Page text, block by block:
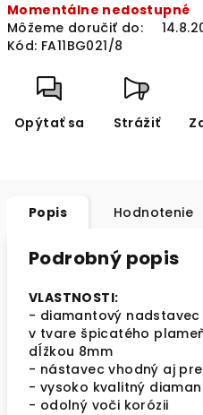
cena:
Momentálne nedostupné
Môžeme doručiť do:
Kód: FA11BG021/8
Opýtať sa Strážiť
Popis Hodnotenie
Podrobný popis
VLASTNOSTI:
- diamantový
v tvare špicatého
dĺžkou 8mm
- nástavec vhodný aj
- vysoko kvalitný
- odolný voči korózii